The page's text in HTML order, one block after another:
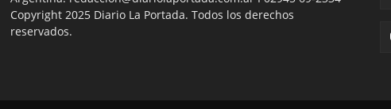
Copyright 2025 Diario La Portada. Todos los derechos
reservados.